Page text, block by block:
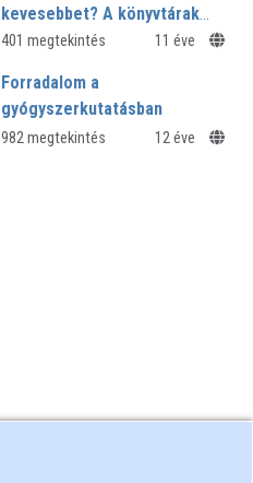
kevesebbet? A könyvtárak
szerepvállalásának
401 megtekintés 11 éve
Forradalom a
gyógyszerkutatásban
982 megtekintés 12 éve